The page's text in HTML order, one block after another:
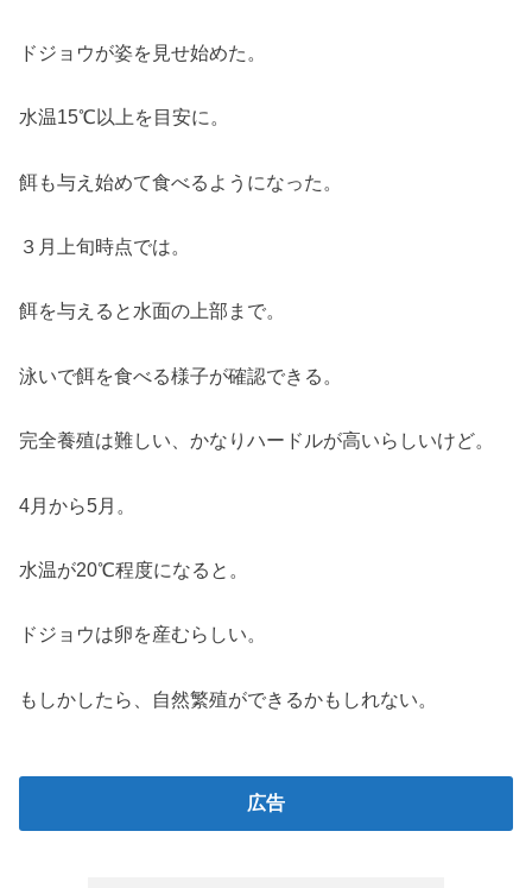
ドジョウが姿を見せ始めた。
水温15℃以上を目安に。
餌も与え始めて食べるようになった。
３月上旬時点では。
餌を与えると水面の上部まで。
泳いで餌を食べる様子が確認できる。
完全養殖は難しい、かなりハードルが高いらしいけど。
4月から5月。
水温が20℃程度になると。
ドジョウは卵を産むらしい。
もしかしたら、自然繁殖ができるかもしれない。
広告